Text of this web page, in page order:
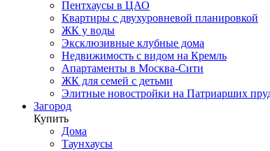
Пентхаусы в ЦАО
Квартиры с двухуровневой планировкой
ЖК у воды
Эксклюзивные клубные дома
Недвижимость с видом на Кремль
Апартаменты в Москва-Сити
ЖК для семей с детьми
Элитные новостройки на Патриарших
Загород
Купить
Дома
Таунхаусы